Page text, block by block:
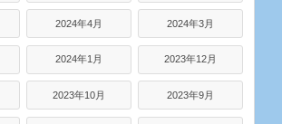
2024年4月 2024年3月
2024年1月 2023年12月
2023年10月 2023年9月